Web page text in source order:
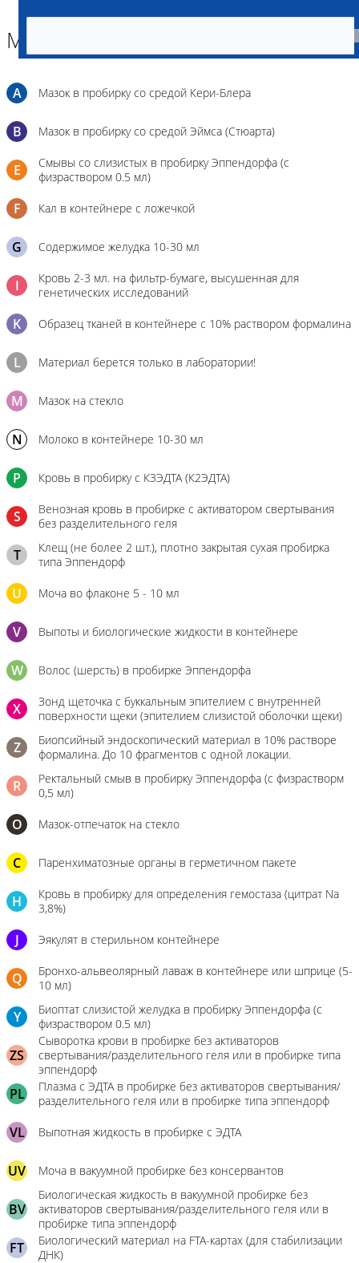
Материал
A Мазок в пробирку со средой Кери-Блера
B Мазок в пробирку со средой Эймса (Стюарта)
E
Смывы со слизистых в пробирку Эппендорфа (с
физраствором 0.5 мл)
F Кал в контейнере с ложечкой
G Содержимое желудка 10-30 мл
I
Кровь 2-3 мл. на фильтр-бумаге, высушенная для
генетических исследований
K Образец тканей в контейнере с 10% раствором формалина
L Материал берется только в лаборатории!
M Мазок на стекло
N Молоко в контейнере 10-30 мл
P Кровь в пробирку с К3ЭДТА (К2ЭДТА)
S
Венозная кровь в пробирке с активатором свертывания
без разделительного геля
T
Клещ (не более 2 шт.), плотно закрытая сухая пробирка
типа Эппендорф
U Моча во флаконе 5 - 10 мл
V Выпоты и биологические жидкости в контейнере
W Волос (шерсть) в пробирке Эппендорфа
X
Зонд щеточка с буккальным эпителием с внутренней
поверхности щеки (эпителием слизистой оболочки щеки)
Z
Биопсийный эндоскопический материал в 10% растворе
формалина. До 10 фрагментов с одной локации.
R
Ректальный смыв в пробирку Эппендорфа (с физрастворм
0,5 мл)
О Мазок-отпечаток на стекло
C Паренхиматозные органы в герметичном пакете
H
Кровь в пробирку для определения гемостаза (цитрат Na
3,8%)
J Эякулят в стерильном контейнере
Q
Бронхо-альвеолярный лаваж в контейнере или шприце (5-
10 мл)
Y
Биоптат слизистой желудка в пробирку Эппендорфа (с
физраствором 0.5 мл)
ZS
Сыворотка крови в пробирке без активаторов
свертывания/разделительного геля или в пробирке типа
эппендорф
PL
Плазма с ЭДТА в пробирке без активаторов свертывания/
разделительного геля или в пробирке типа эппендорф
VL Выпотная жидкость в пробирке с ЭДТА
UV Моча в вакуумной пробирке без консервантов
BV
Биологическая жидкость в вакуумной пробирке без
активаторов свертывания/разделительного геля или в
пробирке типа эппендорф
FT
Биологический материал на FTA-картах (для стабилизации
ДНК)